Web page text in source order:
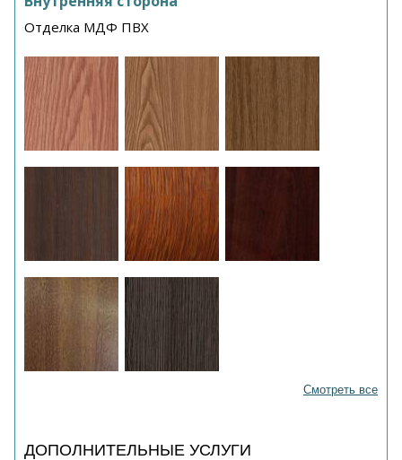
Отделка МДФ ПВХ
Смотреть все
ДОПОЛНИТЕЛЬНЫЕ УСЛУГИ